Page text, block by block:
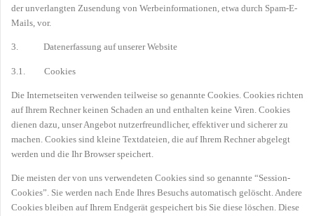
der unverlangten Zusendung von Werbeinformationen, etwa durch Spam-E-
Mails, vor.
3. Datenerfassung auf unserer Website
3.1. Cookies
Die Internetseiten verwenden teilweise so genannte Cookies. Cookies richten
auf Ihrem Rechner keinen Schaden an und enthalten keine Viren. Cookies
dienen dazu, unser Angebot nutzerfreundlicher, effektiver und sicherer zu
machen. Cookies sind kleine Textdateien, die auf Ihrem Rechner abgelegt
werden und die Ihr Browser speichert.
Die meisten der von uns verwendeten Cookies sind so genannte “Session-
Cookies”. Sie werden nach Ende Ihres Besuchs automatisch gelöscht. Andere
Cookies bleiben auf Ihrem Endgerät gespeichert bis Sie diese löschen. Diese